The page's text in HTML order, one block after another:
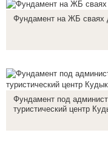
Фундамент на ЖБ сваях
Фундамент под
туристический центр